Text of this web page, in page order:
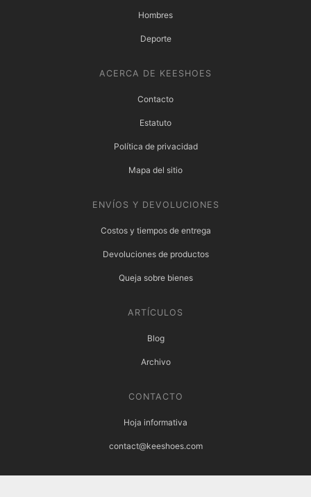
Hombres
Deporte
ACERCA DE KEESHOES
Contacto
Estatuto
Política de privacidad
Mapa del sitio
ENVÍOS Y DEVOLUCIONES
Costos y tiempos de entrega
Devoluciones de productos
Queja sobre bienes
ARTÍCULOS
Blog
Archivo
CONTACTO
Hoja informativa
contact@keeshoes.com